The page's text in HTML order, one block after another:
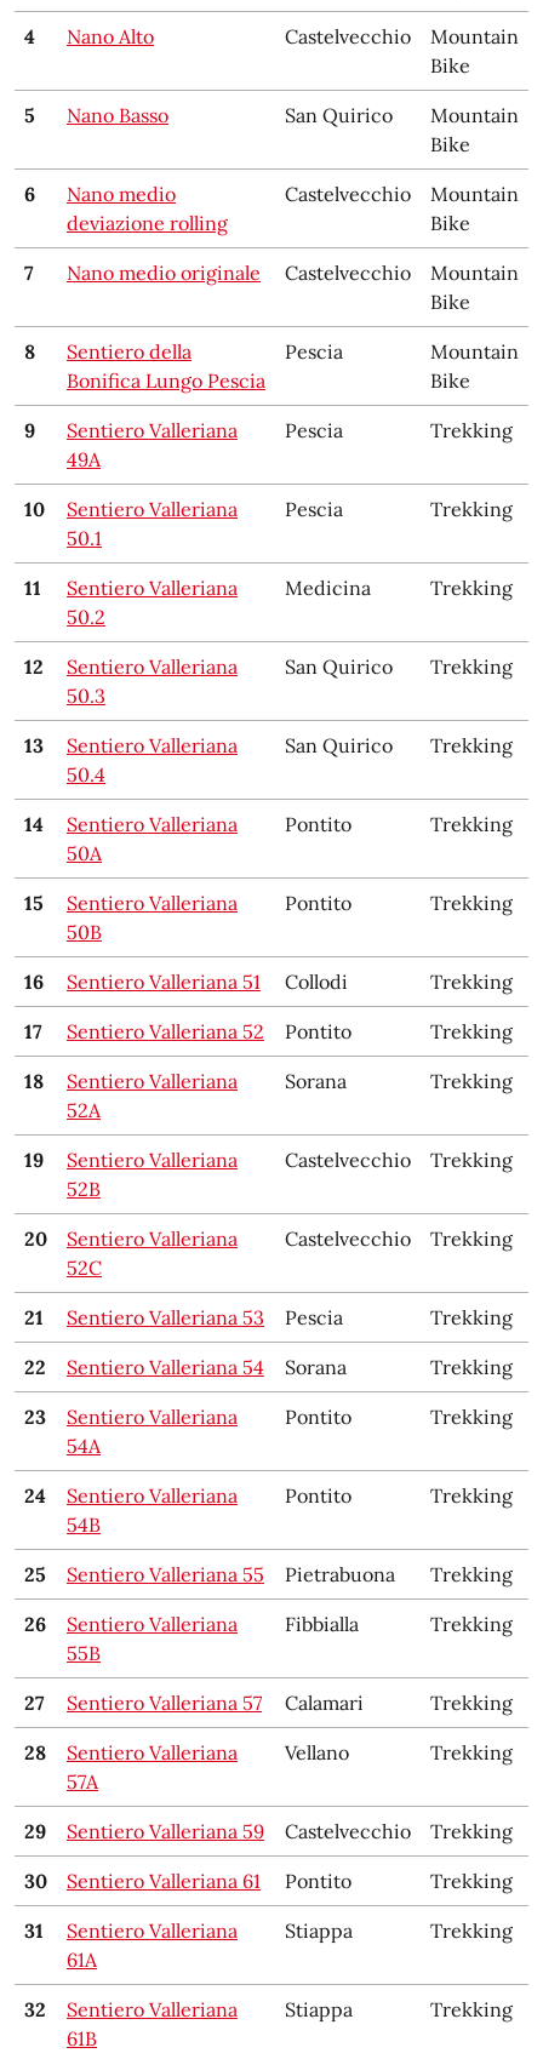
4 Nano Alto Castelvecchio
Mountain
Bike
5 Nano Basso San Quirico
Mountain
Bike
6
Nano medio
deviazione rolling
Castelvecchio
Mountain
Bike
7 Nano medio originale Castelvecchio
Mountain
Bike
8
Sentiero della
Bonifica Lungo Pescia
Pescia
Mountain
Bike
9
Sentiero Valleriana
49A
Pescia Trekking
10
Sentiero Valleriana
50.1
Pescia Trekking
11
Sentiero Valleriana
50.2
Medicina Trekking
12
Sentiero Valleriana
50.3
San Quirico Trekking
13
Sentiero Valleriana
50.4
San Quirico Trekking
14
Sentiero Valleriana
50A
Pontito Trekking
15
Sentiero Valleriana
50B
Pontito Trekking
16 Sentiero Valleriana 51 Collodi Trekking
17 Sentiero Valleriana 52 Pontito Trekking
18
Sentiero Valleriana
52A
Sorana Trekking
19
Sentiero Valleriana
52B
Castelvecchio Trekking
20
Sentiero Valleriana
52C
Castelvecchio Trekking
21 Sentiero Valleriana 53 Pescia Trekking
22 Sentiero Valleriana 54 Sorana Trekking
23
Sentiero Valleriana
54A
Pontito Trekking
24
Sentiero Valleriana
54B
Pontito Trekking
25 Sentiero Valleriana 55 Pietrabuona Trekking
26
Sentiero Valleriana
55B
Fibbialla Trekking
27 Sentiero Valleriana 57 Calamari Trekking
28
Sentiero Valleriana
57A
Vellano Trekking
29 Sentiero Valleriana 59 Castelvecchio Trekking
30 Sentiero Valleriana 61 Pontito Trekking
31
Sentiero Valleriana
61A
Stiappa Trekking
32
Sentiero Valleriana
61B
Stiappa Trekking